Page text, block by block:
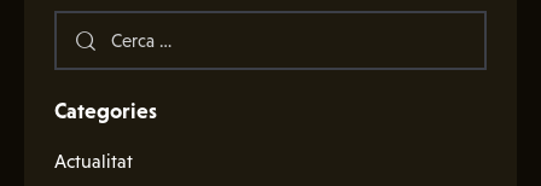
Categories
Actualitat